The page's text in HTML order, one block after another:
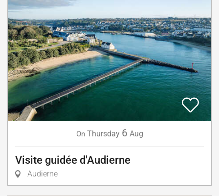
On Thursday 6 Aug
Visite guidée d'Audierne
Audierne